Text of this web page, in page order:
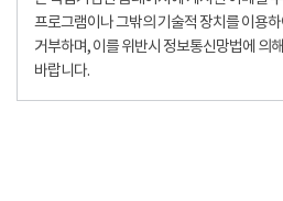
프로그램이나 그밖의 기술적 장치를 이용
거부하며, 이를 위반시 정보통신망법에 의
바랍니다.